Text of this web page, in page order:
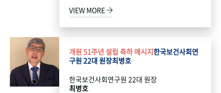
VIEW MORE
개원 51주년 설립 축하 메시지한국보건사회연
구원 22대 원장최병호
한국보건사회연구원 22대 원장
최병호